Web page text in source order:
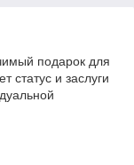
подарок для
статус и заслуги